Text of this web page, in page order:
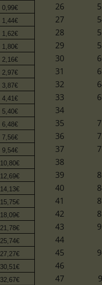
0,99€ 26
1,44€ 27
1,62€ 28
1,80€ 29
2,16€ 30
2,97€ 31
3,87€ 32
4,41€ 33
5,40€
34
6,48€ 35
7,56€ 36
9,54€ 37
10,80€
38
12,69€ 39
14,13€ 40
15,75€ 41
18,09€ 42
21,78€ 43
25,74€
44
27,27€ 45
30,51€
46
32,67€ 47